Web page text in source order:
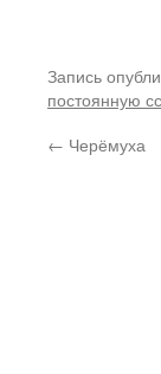
Запись
постоянную
← Черёмуха